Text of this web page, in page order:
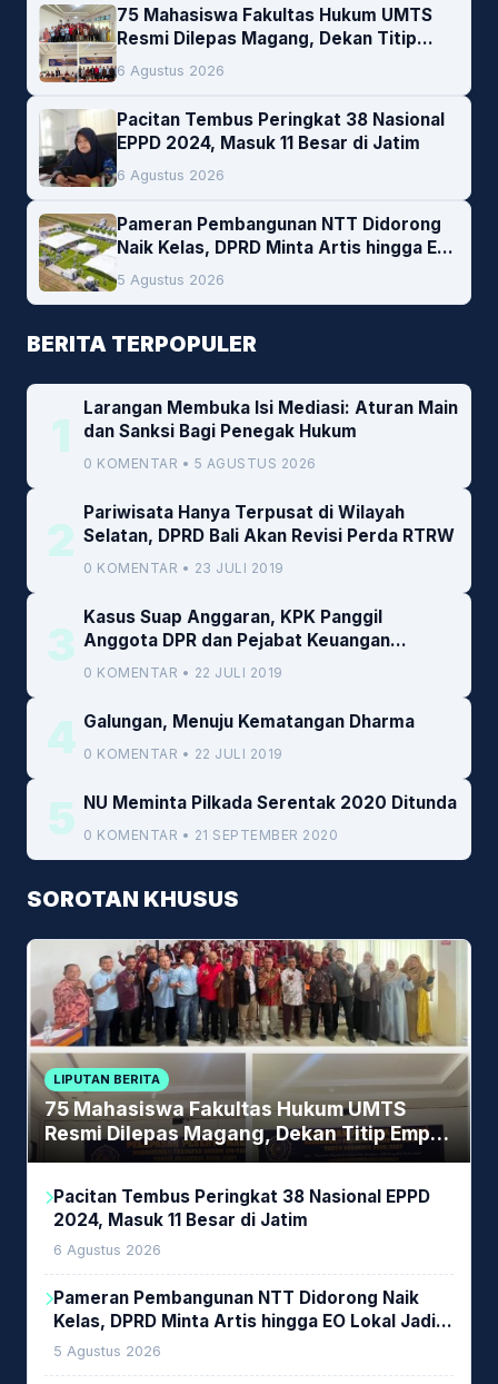
75 Mahasiswa Fakultas Hukum UMTS
Resmi Dilepas Magang, Dekan Titip
Empat Pesan Penting
6 Agustus 2026
Pacitan Tembus Peringkat 38 Nasional
EPPD 2024, Masuk 11 Besar di Jatim
6 Agustus 2026
Pameran Pembangunan NTT Didorong
Naik Kelas, DPRD Minta Artis hingga EO
Lokal Jadi Prioritas
5 Agustus 2026
BERITA TERPOPULER
1
Larangan Membuka Isi Mediasi: Aturan Main
dan Sanksi Bagi Penegak Hukum
0 KOMENTAR • 5 AGUSTUS 2026
2
Pariwisata Hanya Terpusat di Wilayah
Selatan, DPRD Bali Akan Revisi Perda RTRW
0 KOMENTAR • 23 JULI 2019
3
Kasus Suap Anggaran, KPK Panggil
Anggota DPR dan Pejabat Keuangan
Kemenkeu
0 KOMENTAR • 22 JULI 2019
4 Galungan, Menuju Kematangan Dharma
0 KOMENTAR • 22 JULI 2019
5 NU Meminta Pilkada Serentak 2020 Ditunda
0 KOMENTAR • 21 SEPTEMBER 2020
SOROTAN KHUSUS
LIPUTAN BERITA
75 Mahasiswa Fakultas Hukum UMTS
Resmi Dilepas Magang, Dekan Titip Empat
Pesan Penting
Pacitan Tembus Peringkat 38 Nasional EPPD
2024, Masuk 11 Besar di Jatim
6 Agustus 2026
Pameran Pembangunan NTT Didorong Naik
Kelas, DPRD Minta Artis hingga EO Lokal Jadi
Prioritas
5 Agustus 2026